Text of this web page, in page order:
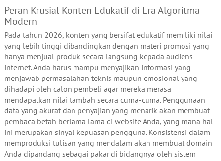
Peran Krusial Konten Edukatif di Era Algoritma
Modern
Pada tahun 2026, konten yang bersifat edukatif memiliki nilai
yang lebih tinggi dibandingkan dengan materi promosi yang
hanya menjual produk secara langsung kepada audiens
internet. Anda harus mampu menyajikan informasi yang
menjawab permasalahan teknis maupun emosional yang
dihadapi oleh calon pembeli agar mereka merasa
mendapatkan nilai tambah secara cuma-cuma. Penggunaan
data yang akurat dan penyajian yang menarik akan membuat
pembaca betah berlama lama di website Anda, yang mana hal
ini merupakan sinyal kepuasan pengguna. Konsistensi dalam
memproduksi tulisan yang mendalam akan membuat domain
Anda dipandang sebagai pakar di bidangnya oleh sistem